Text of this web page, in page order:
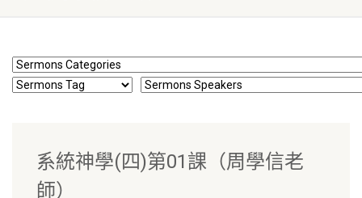
系統神學(四)第01課（周學信老
師）